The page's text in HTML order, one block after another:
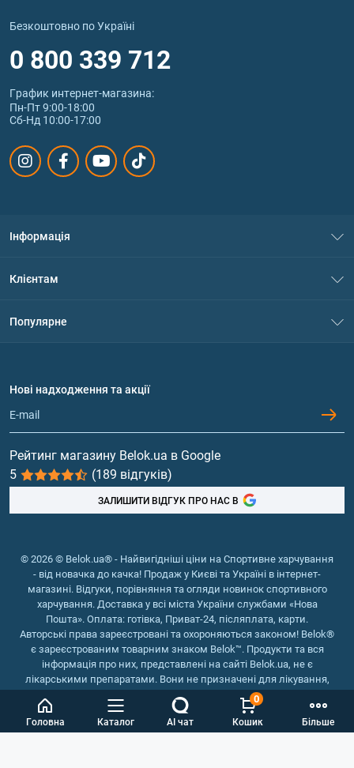
Головна Каталог AI чат Кошик
0
Більше
Безкоштовно по Україні
0 800 339 712
График интернет‑магазина:
Пн-Пт 9:00-18:00
Сб-Нд 10:00-17:00
Інформація
Політика конфіденційності
Обмін та повернення
Клієнтам
Популярне
Протеїн
Гейнери
Вітаміни та мінерали
Риб'ячий жир, жирні кислоти
Нові надходження та акції
Рейтинг магазину Belok.ua в Google
5
(189 відгуків)
ЗАЛИШИТИ ВІДГУК ПРО НАС В
© 2026 © Belok.ua® - Найвигідніші ціни на Спортивне харчування
- від новачка до качка! Продаж у Києві та Україні в інтернет-
магазині. Відгуки, порівняння та огляди новинок спортивного
харчування. Доставка у всі міста України службами «Нова
Пошта». Оплата: готівка, Приват-24, післяплата, карти.
Авторські права зареєстровані та охороняються законом! Belok®
є зареєстрованим товарним знаком Belok™. Продукти та вся
інформація про них, представлені на сайті Belok.ua, не є
лікарськими препаратами. Вони не призначені для лікування,
зняття симптомів та запобігання хворобам.
Інтернет магазин Belok.ua
Інтернет магазин спортивного
харчування